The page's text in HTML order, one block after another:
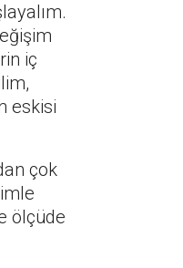
iç
eskisi
çok
ölçüde